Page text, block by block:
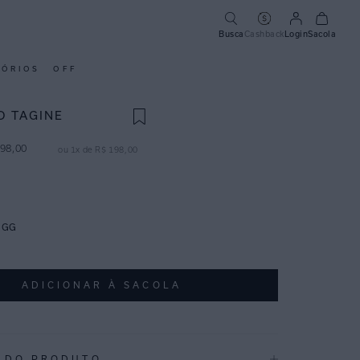
Busca CashbackLoginSacola
OFF
TAGINE
00 ou 1 x de R$ 198 00
GG
ADICIONAR À SACOLA